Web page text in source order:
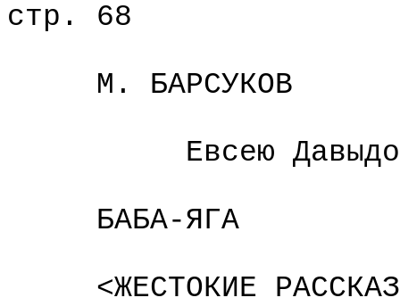
стр. 68
М. БАРСУКОВ
Евсею
БАБА-ЯГА
<ЖЕСТОКИЕ